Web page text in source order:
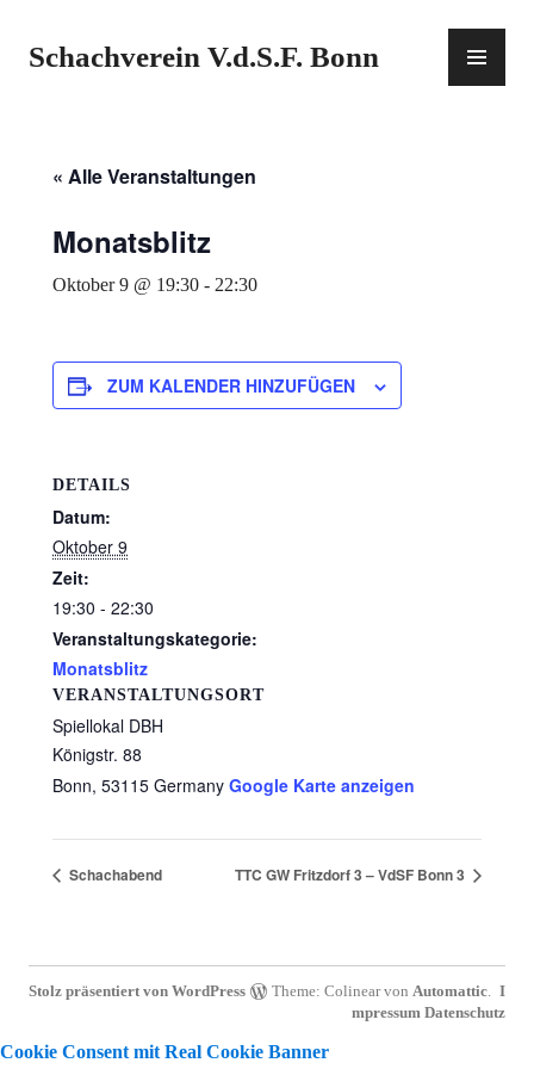
springen
Schachverein V.d.S.F. Bonn
« Alle Veranstaltungen
Monatsblitz
Oktober 9 @ 19:30 - 22:30
ZUM KALENDER HINZUFÜGEN
DETAILS
Datum:
Oktober 9
Zeit:
19:30 - 22:30
Veranstaltungskategorie:
Monatsblitz
VERANSTALTUNGSORT
Spiellokal DBH
Königstr. 88
Bonn, 53115 Germany Google Karte anzeigen
Schachabend TTC GW Fritzdorf 3 – VdSF Bonn 3
Stolz präsentiert von WordPress Theme: Colinear von Automattic. I
mpressum Datenschutz
Cookie Consent mit Real Cookie Banner